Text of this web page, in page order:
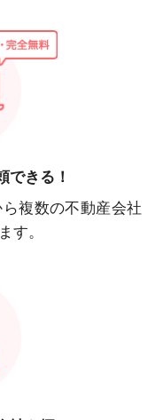
できる！
複数の不動産会社
す。